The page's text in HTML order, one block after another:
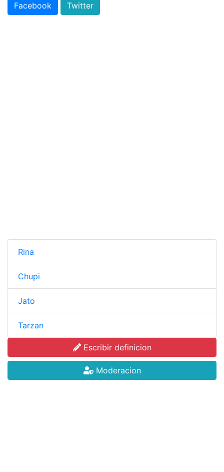
Facebook Twitter
Rina
Chupi
Jato
Tarzan
Escribir definicion
Moderacion